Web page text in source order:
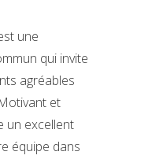
une
qui invite
agréables
et
un excellent
équipe dans